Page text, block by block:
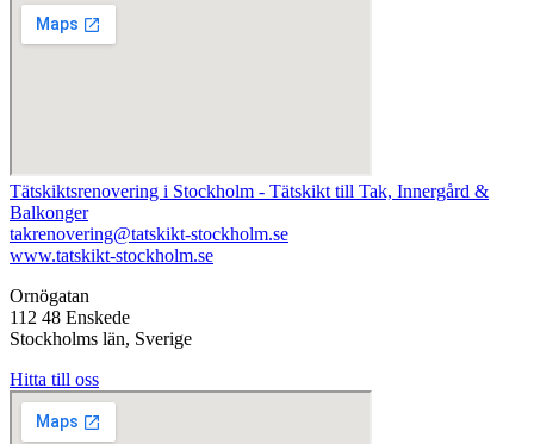
Tätskiktsrenovering i Stockholm - Tätskikt till Tak, Innergård &
Balkonger
takrenovering@tatskikt-stockholm.se
www.tatskikt-stockholm.se
Ornögatan
112 48 Enskede
Stockholms län, Sverige
Hitta till oss